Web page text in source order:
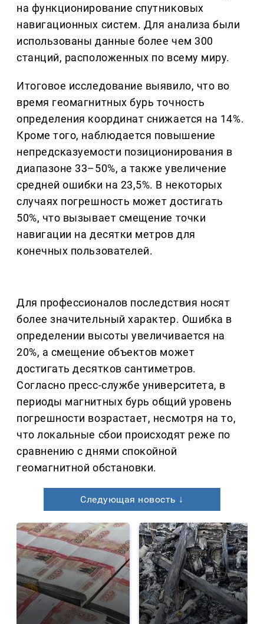
на функционирование спутниковых
навигационных систем. Для анализа были
использованы данные более чем 300
станций, расположенных по всему миру.
Итоговое исследование выявило, что во
время геомагнитных бурь точность
определения координат снижается на 14%.
Кроме того, наблюдается повышение
непредсказуемости позиционирования в
диапазоне 33–50%, а также увеличение
средней ошибки на 23,5%. В некоторых
случаях погрешность может достигать
50%, что вызывает смещение точки
навигации на десятки метров для
конечных пользователей.
Для профессионалов последствия носят
более значительный характер. Ошибка в
определении высоты увеличивается на
20%, а смещение объектов может
достигать десятков сантиметров.
Согласно пресс-службе университета, в
периоды магнитных бурь общий уровень
погрешности возрастает, несмотря на то,
что локальные сбои происходят реже по
сравнению с днями спокойной
геомагнитной обстановки.
Следующая новость ↓